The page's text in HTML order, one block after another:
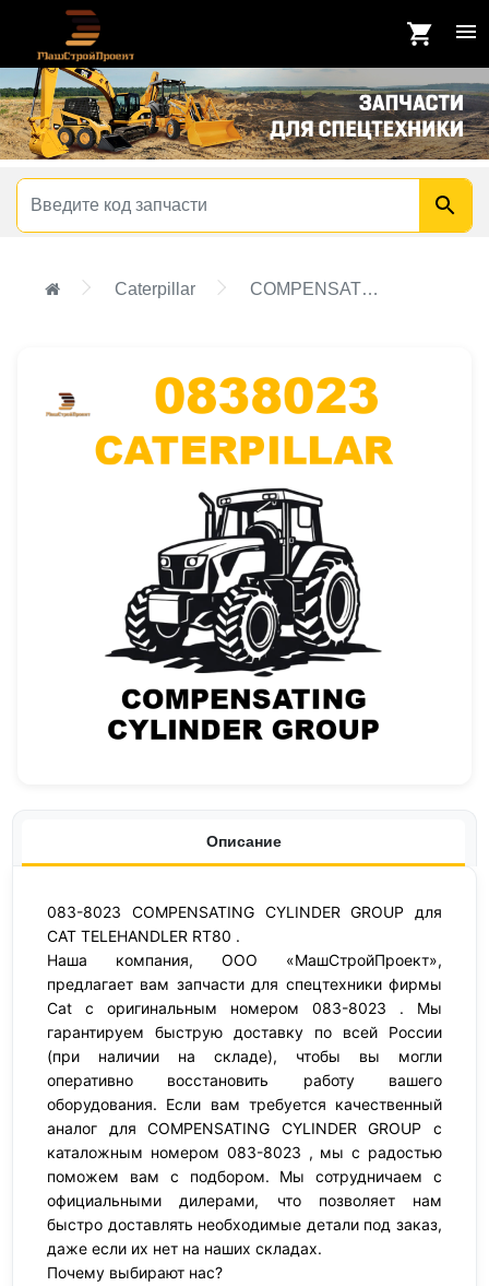
Caterpillar COMPENSATING CYLINDER GROUP
Описание
083-8023 COMPENSATING CYLINDER GROUP для
CAT TELEHANDLER RT80 .
Наша компания, ООО «МашСтройПроект»,
предлагает вам запчасти для спецтехники фирмы
Cat с оригинальным номером 083-8023 . Мы
гарантируем быструю доставку по всей России
(при наличии на складе), чтобы вы могли
оперативно восстановить работу вашего
оборудования. Если вам требуется качественный
аналог для COMPENSATING CYLINDER GROUP с
каталожным номером 083-8023 , мы с радостью
поможем вам с подбором. Мы сотрудничаем с
официальными дилерами, что позволяет нам
быстро доставлять необходимые детали под заказ,
даже если их нет на наших складах.
Почему выбирают нас?